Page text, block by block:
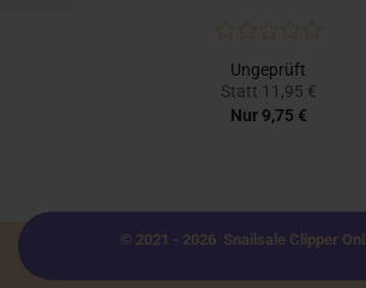
Ungeprüft
Statt 11,95 €
Nur 9,75 €
© 2021 - 2026 Snailsale Clipper